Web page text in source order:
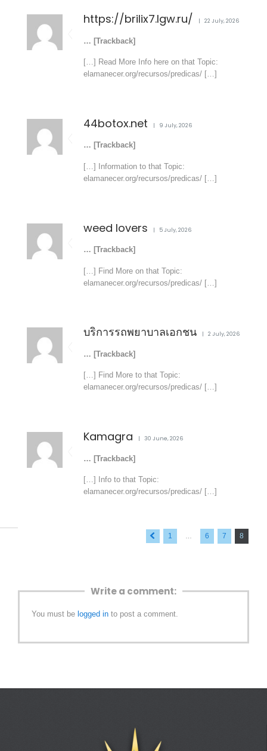
https://brilix7.lgw.ru/ 22 July, 2026
… [Trackback]
[…] Read More Info here on that Topic:
elamanecer.org/recursos/predicas/ […]
44botox.net 9 July, 2026
… [Trackback]
[…] Information to that Topic:
elamanecer.org/recursos/predicas/ […]
weed lovers 5 July, 2026
… [Trackback]
[…] Find More on that Topic:
elamanecer.org/recursos/predicas/ […]
บริการรถพยาบาลเอกชน 2 July, 2026
… [Trackback]
[…] Find More to that Topic:
elamanecer.org/recursos/predicas/ […]
Kamagra 30 June, 2026
… [Trackback]
[…] Info to that Topic:
elamanecer.org/recursos/predicas/ […]
1 6 7 8
Write a comment:
You must be logged in to post a comment.